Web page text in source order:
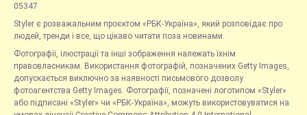
05347
Styler є розважальним проєктом «РБК-Україна», який розповідає про
людей, тренди і все, що цікаво читати поза новинами.
Фотографії, ілюстрації та інші зображення належать їхнім
правовласникам. Використання фотографій, позначених Getty Images,
допускається виключно за наявності письмового дозволу
фотоагентства Getty Images. Фотографії, позначені логотипом «Styler»
або підписані «Styler» чи «РБК-Україна», можуть використовуватися на